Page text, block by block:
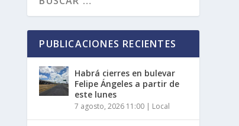
PUBLICACIONES RECIENTES
Habrá cierres en bulevar
Felipe Ángeles a partir de
este lunes
7 agosto, 2026 11:00 | Local